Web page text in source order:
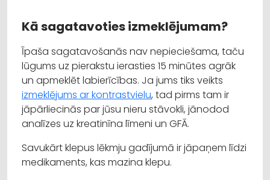
Kā sagatavoties izmeklējumam?
Īpaša sagatavošanās nav nepieciešama, taču
lūgums uz pierakstu ierasties 15 minūtes agrāk
un apmeklēt labierīcības. Ja jums tiks veikts
izmeklējums ar kontrastvielu, tad pirms tam ir
jāpārliecinās par jūsu nieru stāvokli, jānodod
analīzes uz kreatinīna līmeni un GFĀ.
Savukārt klepus lēkmju gadījumā ir jāpaņem līdzi
medikaments, kas mazina klepu.